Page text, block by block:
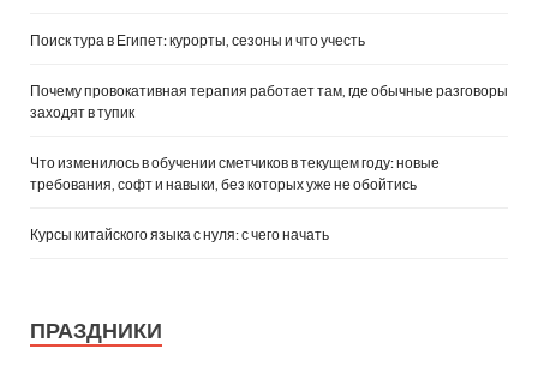
Поиск тура в Египет: курорты, сезоны и что учесть
Почему провокативная терапия работает там, где обычные разговоры
заходят в тупик
Что изменилось в обучении сметчиков в текущем году: новые
требования, софт и навыки, без которых уже не обойтись
Курсы китайского языка с нуля: с чего начать
ПРАЗДНИКИ